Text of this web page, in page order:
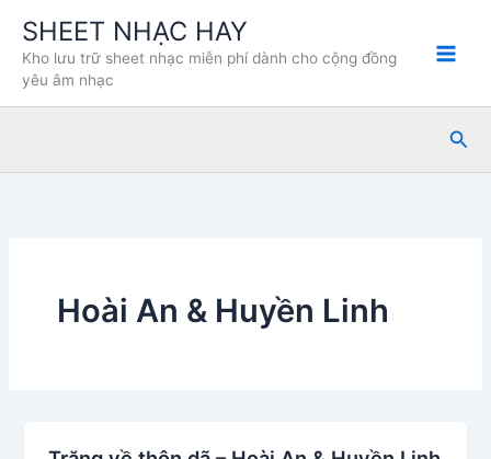
dung
SHEET NHẠC HAY
Kho lưu trữ sheet nhạc miễn phí dành cho cộng đồng
yêu âm nhạc
Tìm
Hoài An & Huyền Linh